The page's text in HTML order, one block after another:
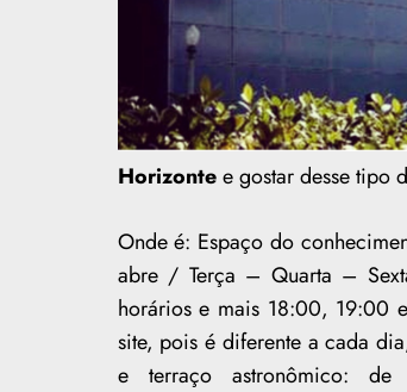
Horizontee gostar desse tipo
Onde é: Espaço do
abre / Terça – Quarta –
horários e mais 18:00, 19:00
site, pois é diferente a cada
e terraço astronômico: